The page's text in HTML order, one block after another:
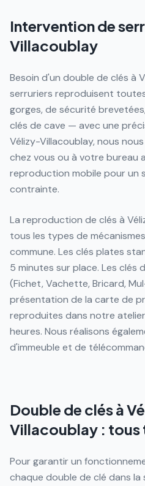
Intervention de
Villacoublay
Besoin d'un double de clés à
serruriers reproduisent
gorges, de sécurité
clés de cave — avec une
Vélizy-Villacoublay, nous
chez vous ou à votre bureau
reproduction mobile pour un
contrainte.
La reproduction de clés à
tous les types de
commune. Les clés plates
5 minutes sur place. Les clés
(Fichet, Vachette, Bricard,
présentation de la carte de
reproduites dans notre
heures. Nous réalisons
d'immeuble et de
Double de clés à
Villacoublay : tous
Pour garantir un
chaque double de clé dans